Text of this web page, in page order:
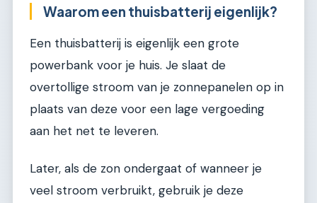
Waarom een thuisbatterij eigenlijk?
Een thuisbatterij is eigenlijk een grote
powerbank voor je huis. Je slaat de
overtollige stroom van je zonnepanelen op in
plaats van deze voor een lage vergoeding
aan het net te leveren.
Later, als de zon ondergaat of wanneer je
veel stroom verbruikt, gebruik je deze